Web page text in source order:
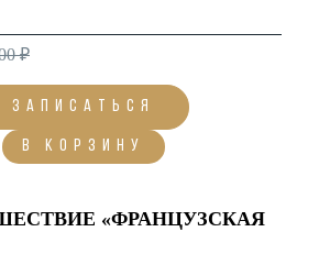
₽
ЗАПИСАТЬСЯ
В корзину
«ФРАНЦУЗСКАЯ